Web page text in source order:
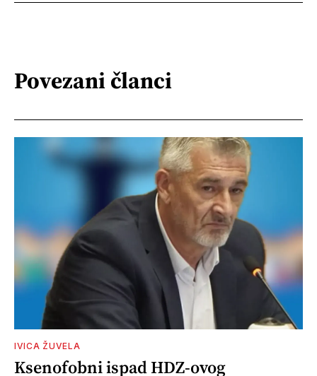
Povezani članci
IVICA ŽUVELA
Ksenofobni ispad HDZ-ovog